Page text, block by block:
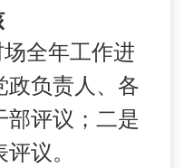
全年工作进
政负责人、各
部评议；二是
议。